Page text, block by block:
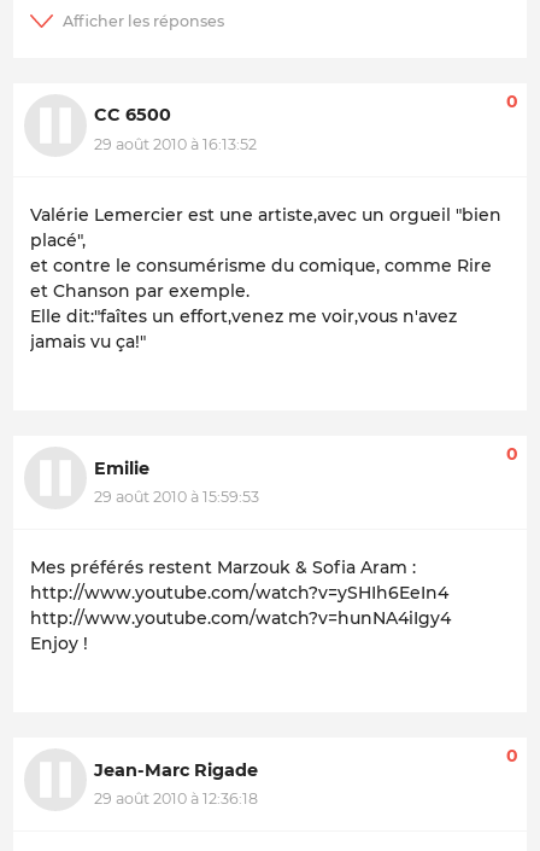
CC 6500
29 août 2010 à 16:13:52
0
Valérie Lemercier est une artiste,avec un orgueil "bien
placé",
et contre le consumérisme du comique, comme Rire
et Chanson par exemple.
Elle dit:"faîtes un effort,venez me voir,vous n'avez
jamais vu ça!"
Emilie
29 août 2010 à 15:59:53
0
Mes préférés restent Marzouk & Sofia Aram :
http://www.youtube.com/watch?v=ySHIh6EeIn4
http://www.youtube.com/watch?v=hunNA4iIgy4
Enjoy !
Jean-Marc Rigade
29 août 2010 à 12:36:18
0